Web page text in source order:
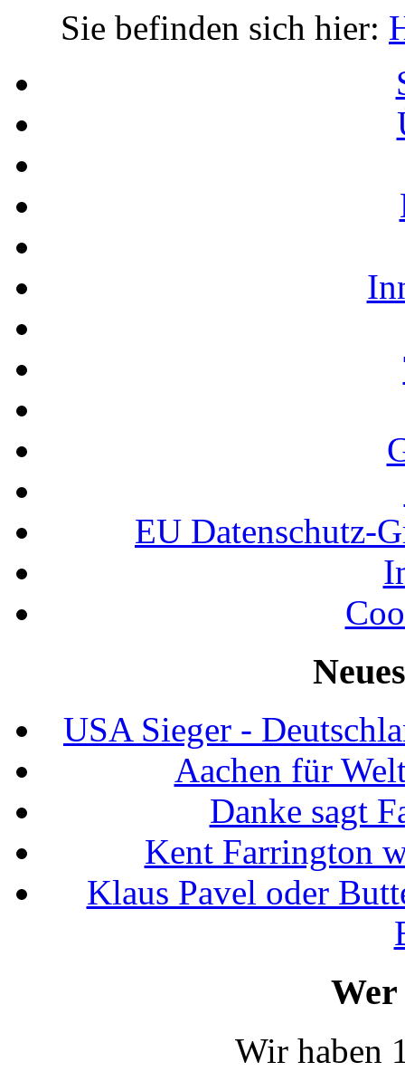
Sie befinden sich hier:
EU Datenschutz-
USA Sieger -
Aachen für
Danke sagt
Kent Farrington
Klaus Pavel oder
Wir haben